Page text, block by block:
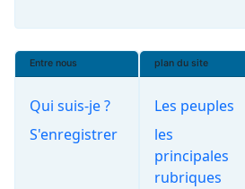
Entre nous
Qui suis-je ?
S'enregistrer
plan du site
Les peuples
les
principales
rubriques